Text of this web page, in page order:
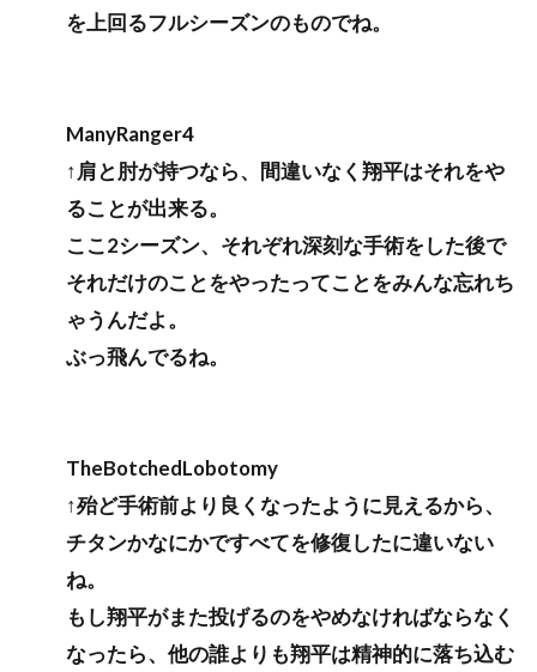
を上回るフルシーズンのものでね。
ManyRanger4
↑肩と肘が持つなら、間違いなく翔平はそれをや
ることが出来る。
ここ2シーズン、それぞれ深刻な手術をした後で
それだけのことをやったってことをみんな忘れち
ゃうんだよ。
ぶっ飛んでるね。
TheBotchedLobotomy
↑殆ど手術前より良くなったように見えるから、
チタンかなにかですべてを修復したに違いない
ね。
もし翔平がまた投げるのをやめなければならなく
なったら、他の誰よりも翔平は精神的に落ち込む